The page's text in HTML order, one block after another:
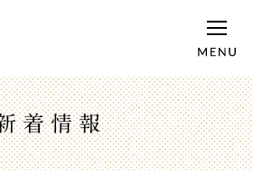
着情報